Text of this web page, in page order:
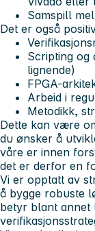
Samspill
Det er også
Scripting og
lignende)
FPGA-
Arbeid i
Metodikk,
Dette kan være
du ønsker å
våre er innen
det er derfor en
Vi er opptatt av
å bygge robuste
betyr blant annet